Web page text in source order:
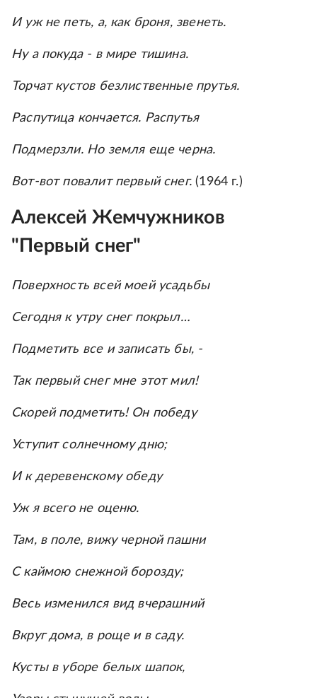
И уж не петь, а, как броня, звенеть.
Ну а покуда - в мире тишина.
Торчат кустов безлиственные прутья.
Распутица кончается. Распутья
Подмерзли. Но земля еще черна.
Вот-вот повалит первый снег. (1964 г.)
Алексей Жемчужников
"Первый снег"
Поверхность всей моей усадьбы
Сегодня к утру снег покрыл…
Подметить все и записать бы, -
Так первый снег мне этот мил!
Скорей подметить! Он победу
Уступит солнечному дню;
И к деревенскому обеду
Уж я всего не оценю.
Там, в поле, вижу черной пашни
С каймою снежной борозду;
Весь изменился вид вчерашний
Вкруг дома, в роще и в саду.
Кусты в уборе белых шапок,